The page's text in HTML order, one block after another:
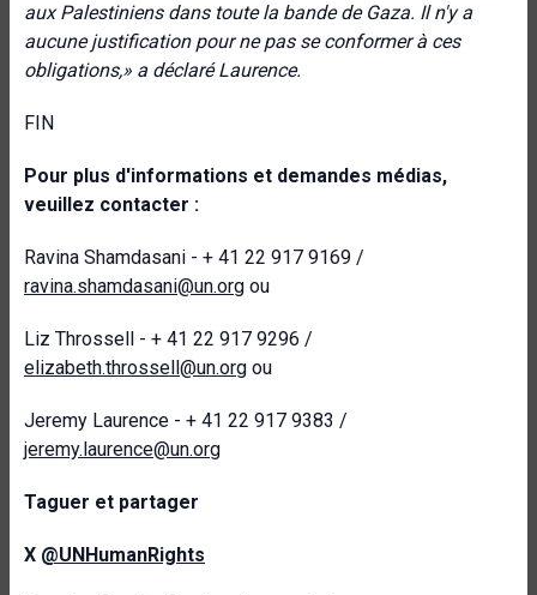
aux Palestiniens dans toute la bande de Gaza. Il n'y a
aucune justification pour ne pas se conformer à ces
obligations,» a déclaré Laurence.
FIN
Pour plus d'informations et demandes médias,
veuillez contacter :
Ravina Shamdasani - + 41 22 917 9169 /
ravina.shamdasani@un.org ou
Liz Throssell - + 41 22 917 9296 /
elizabeth.throssell@un.org ou
Jeremy Laurence - + 41 22 917 9383 /
jeremy.laurence@un.org
Taguer et partager
X @UNHumanRights